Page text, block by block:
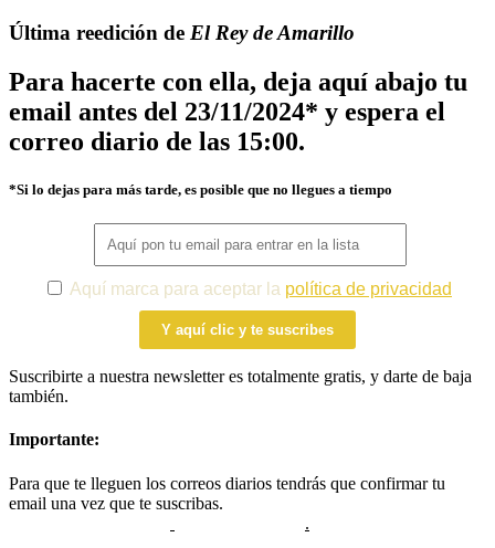
Última reedición de El Rey de Amarillo
Para hacerte con ella, deja aquí abajo tu
email antes del 23/11/2024* y espera el
correo diario de las 15:00.
*Si lo dejas para más tarde, es posible que no llegues a tiempo
Aquí marca para aceptar la política de privacidad
Y aquí clic y te suscribes
Suscribirte a nuestra newsletter es totalmente gratis, y darte de baja
también.
Importante:
Para que te lleguen los correos diarios tendrás que confirmar tu
email una vez que te suscribas.
.